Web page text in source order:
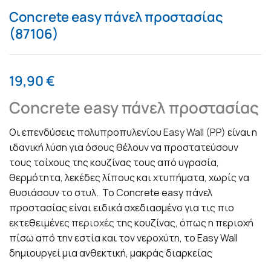
Concrete easy πάνελ προστασίας
(87106)
19,90€
Concrete easy πάνελ προστασίας
Οι επενδύσεις πολυπροπυλενίουEasy Wall (PP) είναι η
ιδανική λύση για όσους θέλουν να προστατεύσουν
τους τοίχους της κουζίνας τους από υγρασία,
θερμότητα, λεκέδες λίπους και χτυπήματα, χωρίς να
θυσιάσουν το στυλ. Το Concrete easy πάνελ
προστασίας είναι ειδικά σχεδιασμένο για τις πιο
εκτεθειμένες περιοχές της κουζίνας, όπως η περιοχή
πίσω από την εστία και τον νεροχύτη, το Easy Wall
δημιουργεί μια ανθεκτική, μακράς διαρκείας